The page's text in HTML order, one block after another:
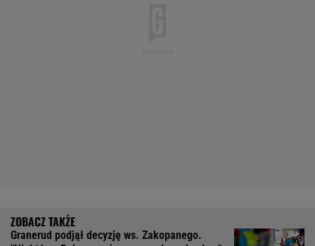
Granerud podjął decyzję ws. Zakopanego.